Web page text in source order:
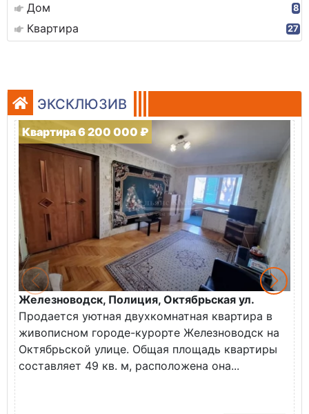
Дом 8
Квартира 27
ЭКСКЛЮЗИВ
Квартира 6 200 000 ₽
Железноводск, Полиция, Октябрьская ул.
Продается уютная двухкомнатная квартира в
живописном городе-курорте Железноводск на
Октябрьской улице. Общая площадь квартиры
составляет 49 кв. м, расположена она...